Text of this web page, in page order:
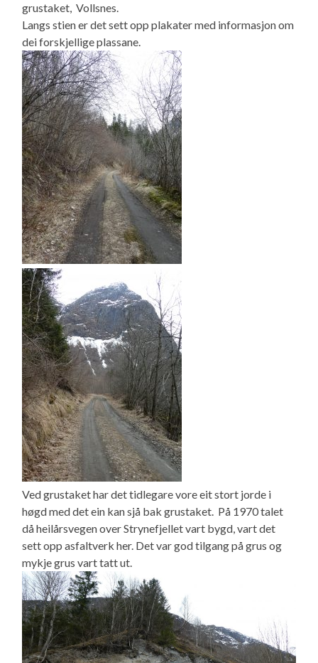
grustaket, Vollsnes.
Langs stien er det sett opp plakater med informasjon om
dei forskjellige plassane.
Ved grustaket har det tidlegare vore eit stort jorde i
høgd med det ein kan sjå bak grustaket. På 1970 talet
då heilårsvegen over Strynefjellet vart bygd, vart det
sett opp asfaltverk her. Det var god tilgang på grus og
mykje grus vart tatt ut.